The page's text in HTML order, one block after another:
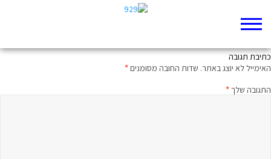
כתיבת תגובה
האימייל לא יוצג באתר. שדות החובה מסומנים*
התגובה שלך*